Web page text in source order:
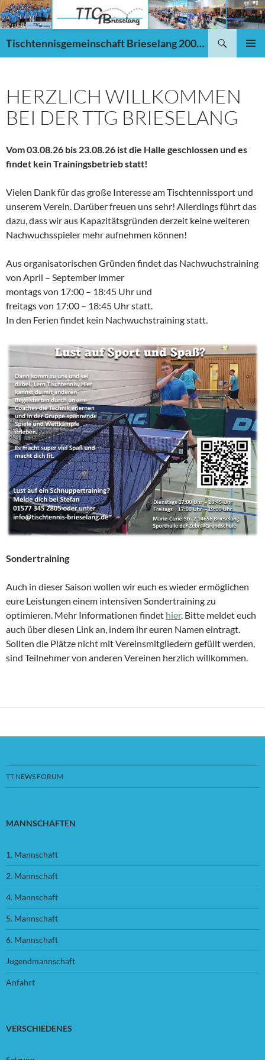
Zum
Inhalt
Tischtennisgemeinschaft Brieselang 2002 e.V.
HERZLICH WILLKOMMEN
BEI DER TTG BRIESELANG
Vom 03.08.26 bis 23.08.26 ist die Halle geschlossen und es
findet kein Trainingsbetrieb statt!
Vielen Dank für das große Interesse am Tischtennissport und
unserem Verein. Darüber freuen uns sehr! Allerdings führt das
dazu, dass wir aus Kapazitätsgründen derzeit keine weiteren
Nachwuchsspieler mehr aufnehmen können!
Aus organisatorischen Gründen findet das Nachwuchstraining
von April – September immer
montags von 17:00 – 18:45 Uhr und
freitags von 17:00 – 18:45 Uhr statt.
In den Ferien findet kein Nachwuchstraining statt.
Sondertraining
Auch in dieser Saison wollen wir euch es wieder ermöglichen
eure Leistungen einem intensiven Sondertraining zu
optimieren. Mehr Informationen findet hier. Bitte meldet euch
auch über diesen Link an, indem ihr euren Namen eintragt.
Sollten die Plätze nicht mit Vereinsmitgliedern gefüllt werden,
sind Teilnehmer von anderen Vereinen herzlich willkommen.
TT NEWS FORUM
MANNSCHAFTEN
1. Mannschaft
2. Mannschaft
4. Mannschaft
5. Mannschaft
6. Mannschaft
Jugendmannschaft
Anfahrt
VERSCHIEDENES